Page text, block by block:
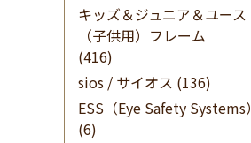
キッズ＆ジュニア＆ユース
（子供用）フレーム
(416)
sios / サイオス (136)
ESS（Eye Safety Systems）
(6)